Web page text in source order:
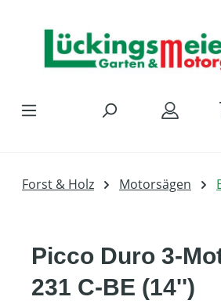
Forst & Holz Motorsägen
Picco Duro 3-
231 C-BE (14'')